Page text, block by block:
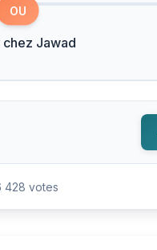
OU
chez Jawad
428 votes